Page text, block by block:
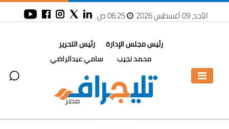
الأحد، 09 أغسطس 2026 06:25 ص
رئيس مجلس الإدارة
محمد نجيب
رئيس التحرير
سامي عبدالراضي